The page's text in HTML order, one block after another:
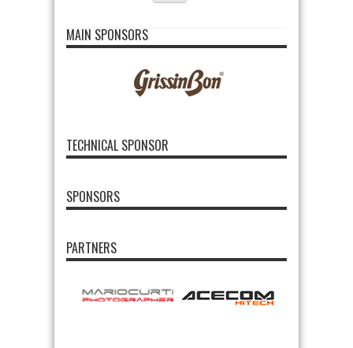
MAIN SPONSORS
TECHNICAL SPONSOR
SPONSORS
PARTNERS